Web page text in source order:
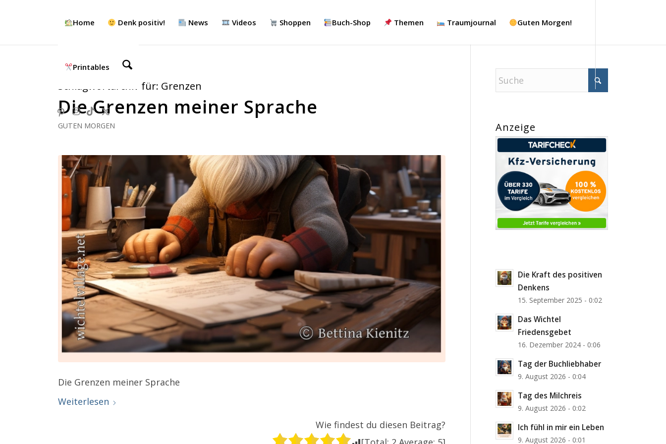
Home Denk positiv! News Videos Shoppen Buch-Shop Themen Traumjournal Guten Morgen!
Printables
Schlagwortarchiv für: Grenzen
Die Grenzen meiner Sprache
GUTEN MORGEN
Die Grenzen meiner Sprache
Weiterlesen
Wie findest du diesen Beitrag?
Anzeige
Die Kraft des positiven
Denkens
15. September 2025 - 0:02
Das Wichtel
Friedensgebet
16. Dezember 2024 - 0:06
Tag der Buchliebhaber
9. August 2026 - 0:04
Tag des Milchreis
9. August 2026 - 0:02
Ich fühl in mir ein Leben
9. August 2026 - 0:01